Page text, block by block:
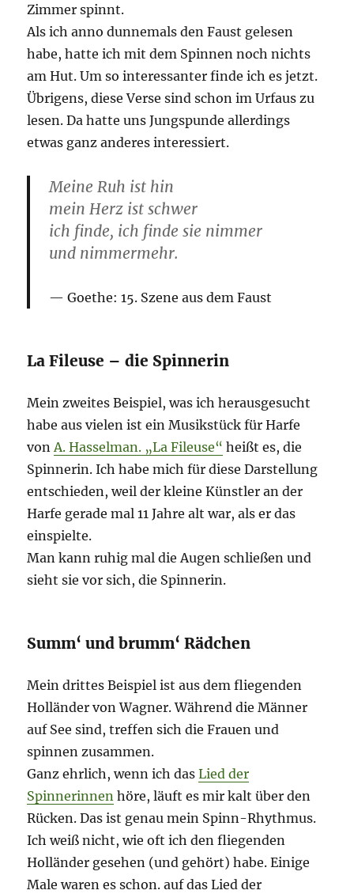
Zimmer spinnt.
Als ich anno dunnemals den Faust gelesen
habe, hatte ich mit dem Spinnen noch nichts
am Hut. Um so interessanter finde ich es jetzt.
Übrigens, diese Verse sind schon im Urfaus zu
lesen. Da hatte uns Jungspunde allerdings
etwas ganz anderes interessiert.
Meine Ruh ist hin
mein Herz ist schwer
ich finde, ich finde sie nimmer
und nimmermehr.
Goethe: 15. Szene aus demFaust
La Fileuse – die Spinnerin
Mein zweites Beispiel, was ich herausgesucht
habe aus vielen ist ein Musikstück für Harfe
vonA. Hasselman. „La Fileuse“ heißt es, die
Spinnerin. Ich habe mich für diese Darstellung
entschieden, weil der kleine Künstler an der
Harfe gerade mal 11 Jahre alt war, als er das
einspielte.
Man kann ruhig mal die Augen schließen und
sieht sie vor sich, die Spinnerin.
Summ‘ und brumm‘ Rädchen
Mein drittes Beispiel ist aus dem fliegenden
Holländer von Wagner. Während die Männer
auf See sind, treffen sich die Frauen und
spinnen zusammen.
Ganz ehrlich, wenn ich dasLied der
Spinnerinnen höre, läuft es mir kalt über den
Rücken. Das ist genau mein Spinn-Rhythmus.
Ich weiß nicht, wie oft ich den fliegenden
Holländer gesehen (und gehört) habe. Einige
Male waren es schon. auf das Lied der